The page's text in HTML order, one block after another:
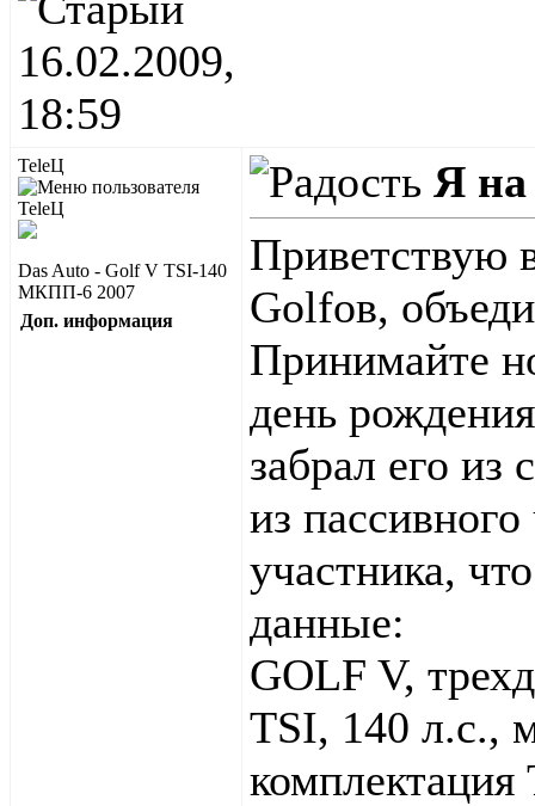
16.02.2009,
18:59
TeleЦ
Das Auto - Golf V TSI-140
МКПП-6 2007
Доп. информация
Я на
Приветствую
Golfов,
Принимайте
день
забрал его из
из
участника,
данные:
GOLF V,
TSI, 140 л.с.,